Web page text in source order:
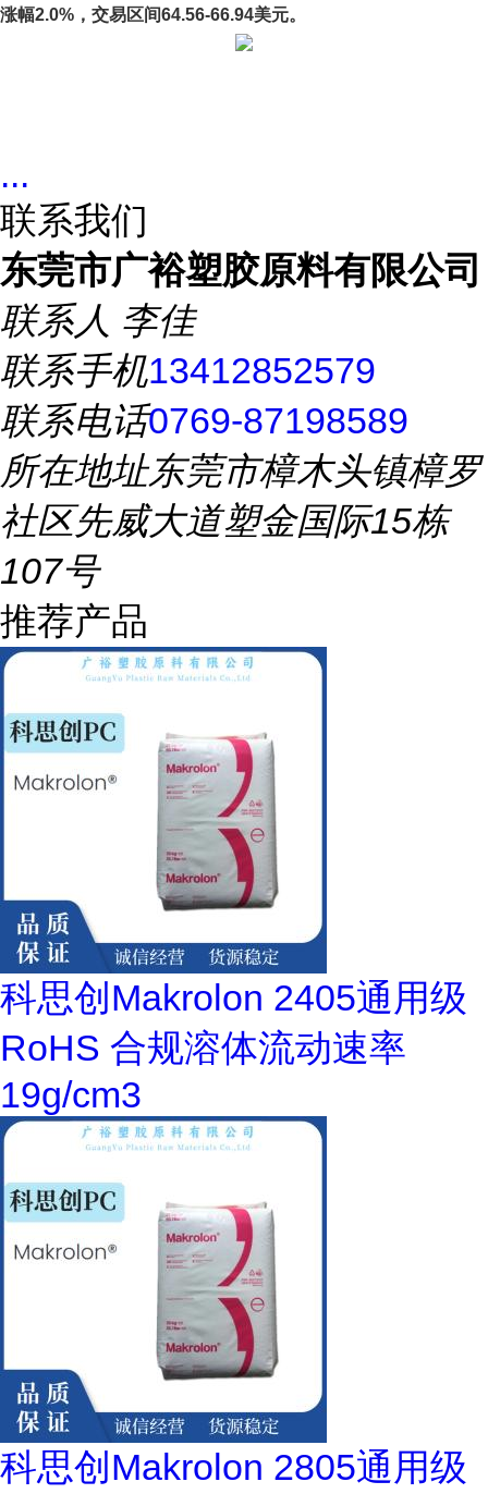
涨幅2.0%，交易区间64.56-66.94美元。
...
联系我们
东莞市广裕塑胶原料有限公司
联系人 李佳
联系手机13412852579
联系电话0769-87198589
所在地址东莞市樟木头镇樟罗
社区先威大道塑金国际15栋
107号
推荐产品
科思创Makrolon 2405通用级
RoHS 合规溶体流动速率
19g/cm3
科思创Makrolon 2805通用级